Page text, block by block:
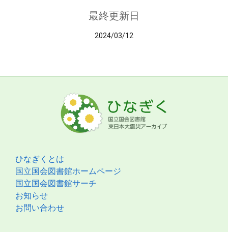
最終更新日
2024/03/12
ひなぎくとは
国立国会図書館ホームページ
国立国会図書館サーチ
お知らせ
お問い合わせ